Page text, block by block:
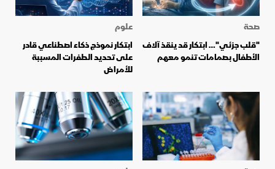
صحة
"قلب جزئي"… ابتكار قد ينقذ آلاف
الأطفال بصمامات تنمو معهم
علوم
ابتكار نموذج ذكاء اصطناعي قادر
على تحديد الطفرات المسببة
للأمراض